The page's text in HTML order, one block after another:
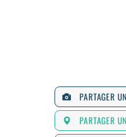
PARTAGER
PARTAGER